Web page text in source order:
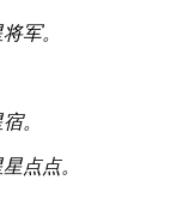
军。
。
点点。